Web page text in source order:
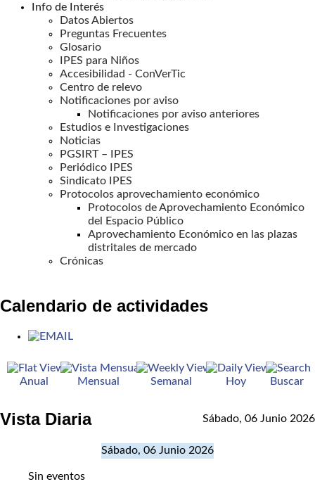
Info de Interés
Datos Abiertos
Preguntas Frecuentes
Glosario
IPES para Niños
Accesibilidad - ConVerTic
Centro de relevo
Notificaciones por aviso
Notificaciones por aviso anteriores
Estudios e Investigaciones
Noticias
PGSIRT – IPES
Periódico IPES
Sindicato IPES
Protocolos aprovechamiento económico
Protocolos de Aprovechamiento Económico
del Espacio Público
Aprovechamiento Económico en las plazas
distritales de mercado
Crónicas
Calendario de actividades
Anual Mensual Semanal Hoy Buscar
Vista Diaria Sábado, 06 Junio 2026
Sábado, 06 Junio 2026
Sin eventos